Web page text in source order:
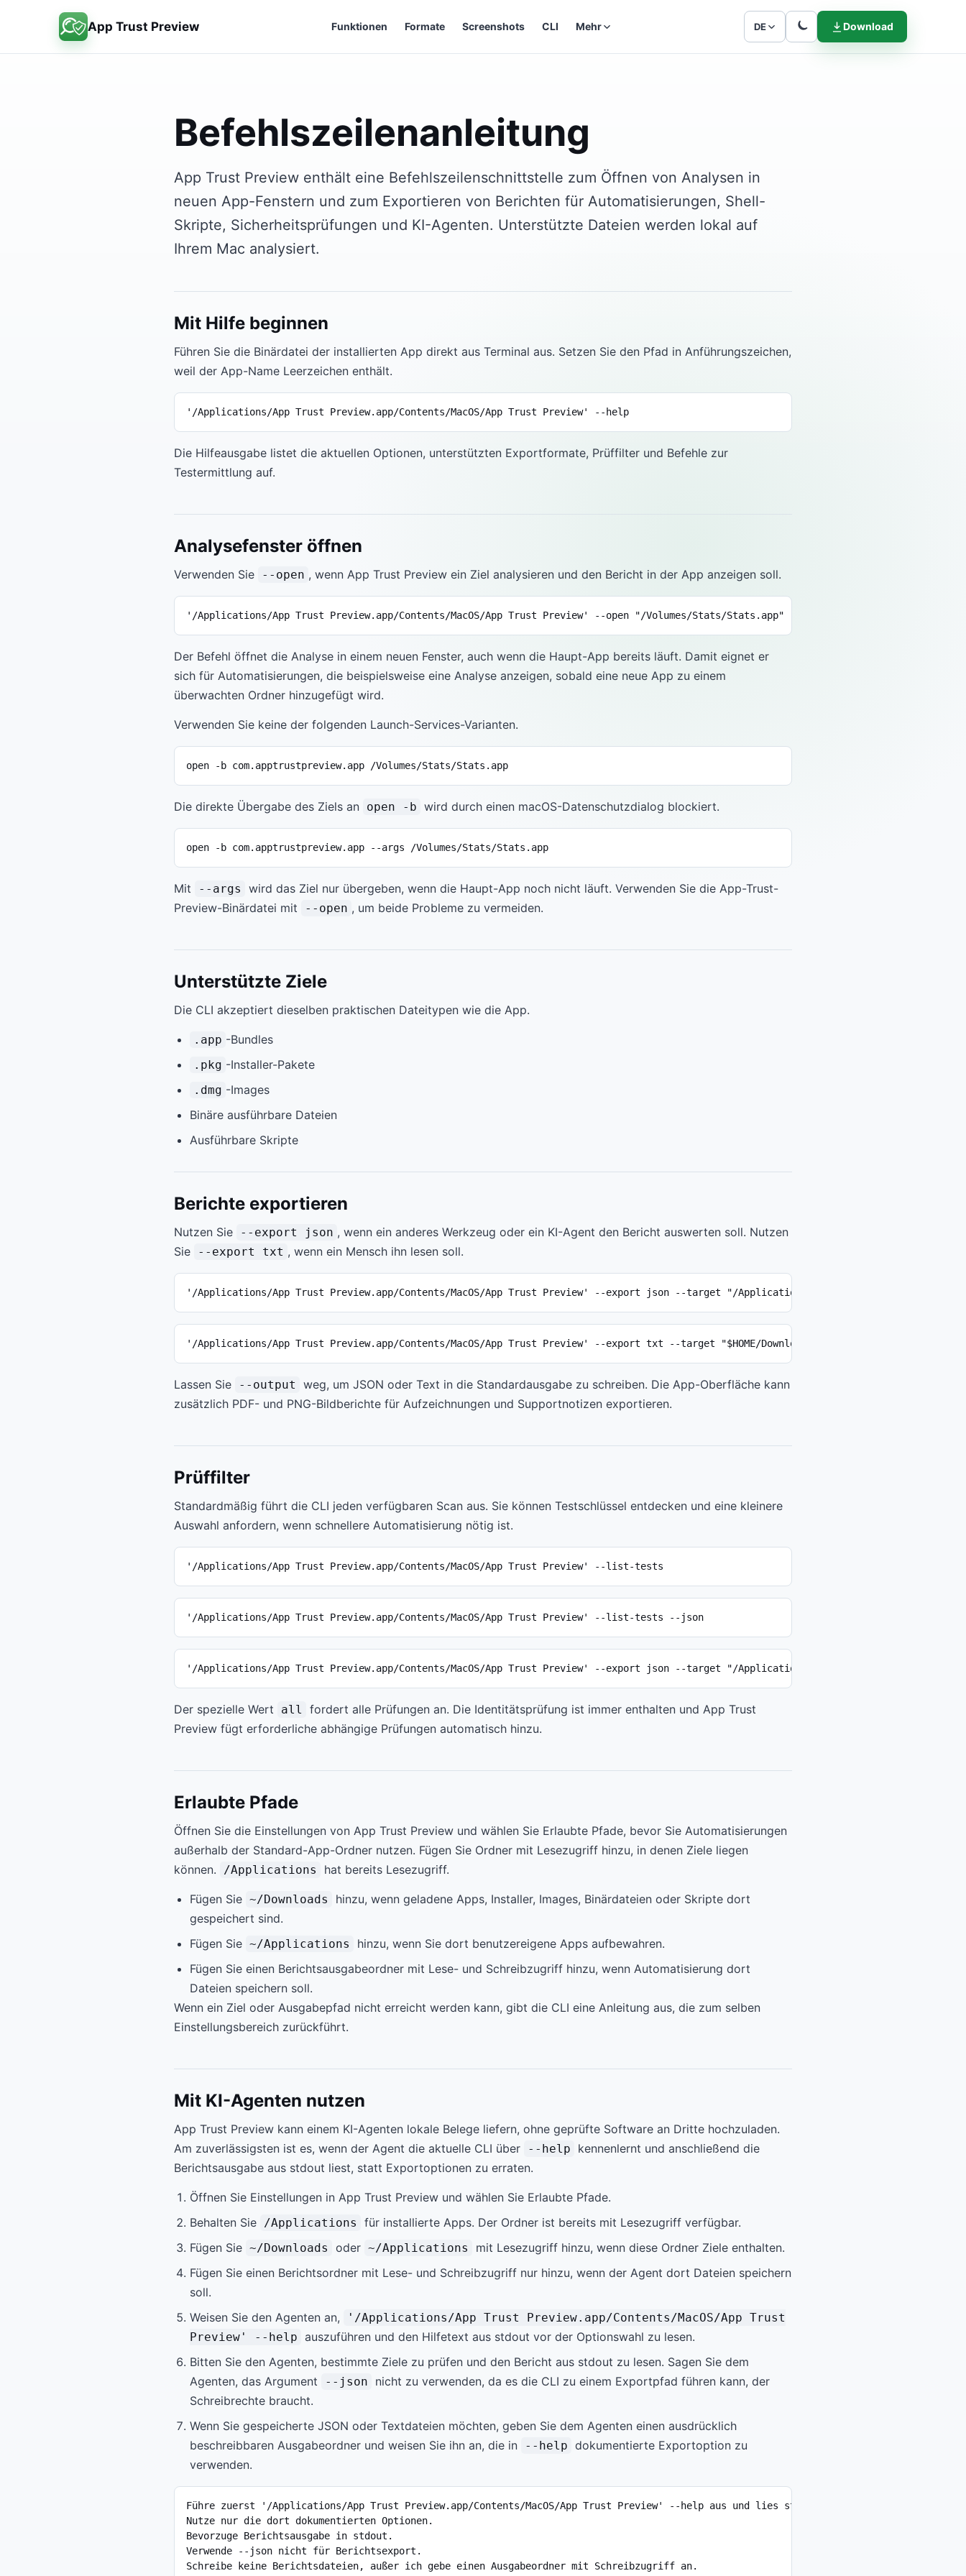
App Trust Preview Funktionen Formate Screenshots CLI Mehr DE Download
Befehlszeilenanleitung
App Trust Preview enthält eine Befehlszeilenschnittstelle zum Öffnen von Analysen in
neuen App-Fenstern und zum Exportieren von Berichten für Automatisierungen, Shell-
Skripte, Sicherheitsprüfungen und KI-Agenten. Unterstützte Dateien werden lokal auf
Ihrem Mac analysiert.
Mit Hilfe beginnen
Führen Sie die Binärdatei der installierten App direkt aus Terminal aus. Setzen Sie den Pfad in Anführungszeichen,
weil der App-Name Leerzeichen enthält.
'/Applications/App Trust Preview.app/Contents/MacOS/App Trust Preview' --help
Die Hilfeausgabe listet die aktuellen Optionen, unterstützten Exportformate, Prüffilter und Befehle zur
Testermittlung auf.
Analysefenster öffnen
Verwenden Sie --open , wenn App Trust Preview ein Ziel analysieren und den Bericht in der App anzeigen soll.
'/Applications/App Trust Preview.app/Contents/MacOS/App Trust Preview' --open "/Volumes/Stats/Stats.app"
Der Befehl öffnet die Analyse in einem neuen Fenster, auch wenn die Haupt-App bereits läuft. Damit eignet er
sich für Automatisierungen, die beispielsweise eine Analyse anzeigen, sobald eine neue App zu einem
überwachten Ordner hinzugefügt wird.
Verwenden Sie keine der folgenden Launch-Services-Varianten.
open -b com.apptrustpreview.app /Volumes/Stats/Stats.app
Die direkte Übergabe des Ziels an open -b wird durch einen macOS-Datenschutzdialog blockiert.
open -b com.apptrustpreview.app --args /Volumes/Stats/Stats.app
Mit --args
wird das Ziel nur übergeben, wenn die Haupt-App noch nicht läuft. Verwenden Sie die App-Trust-
Preview-Binärdatei mit
--open , um beide Probleme zu vermeiden.
Unterstützte Ziele
Die CLI akzeptiert dieselben praktischen Dateitypen wie die App.
.app -Bundles
.pkg -Installer-Pakete
.dmg -Images
Binäre ausführbare Dateien
Ausführbare Skripte
Berichte exportieren
Nutzen Sie --export json , wenn ein anderes Werkzeug oder ein KI-Agent den Bericht auswerten soll. Nutzen
Sie
--export txt , wenn ein Mensch ihn lesen soll.
'/Applications/App Trust Preview.app/Contents/MacOS/App Trust Preview' --export json --target "/Applications/Example.app" --output
'/Applications/App Trust Preview.app/Contents/MacOS/App Trust Preview' --export txt --target "$HOME/Downloads/Example.pkg"
Lassen Sie --output
weg, um JSON oder Text in die Standardausgabe zu schreiben. Die App-Oberfläche kann
zusätzlich PDF- und PNG-Bildberichte für Aufzeichnungen und Supportnotizen exportieren.
Prüffilter
Standardmäßig führt die CLI jeden verfügbaren Scan aus. Sie können Testschlüssel entdecken und eine kleinere
Auswahl anfordern, wenn schnellere Automatisierung nötig ist.
'/Applications/App Trust Preview.app/Contents/MacOS/App Trust Preview' --list-tests
'/Applications/App Trust Preview.app/Contents/MacOS/App Trust Preview' --list-tests --json
'/Applications/App Trust Preview.app/Contents/MacOS/App Trust Preview' --export json --target "/Applications/Example.app" --tests
Der spezielle Wert all
fordert alle Prüfungen an. Die Identitätsprüfung ist immer enthalten und App Trust
Preview fügt erforderliche abhängige Prüfungen automatisch hinzu.
Erlaubte Pfade
Öffnen Sie die Einstellungen von App Trust Preview und wählen Sie Erlaubte Pfade, bevor Sie Automatisierungen
außerhalb der Standard-App-Ordner nutzen. Fügen Sie Ordner mit Lesezugriff hinzu, in denen Ziele liegen
können.
/Applications hat bereits Lesezugriff.
Fügen Sie ~/Downloads
hinzu, wenn geladene Apps, Installer, Images, Binärdateien oder Skripte dort
gespeichert sind.
Fügen Sie ~/Applications
hinzu, wenn Sie dort benutzereigene Apps aufbewahren.
Fügen Sie einen Berichtsausgabeordner mit Lese- und Schreibzugriff hinzu, wenn Automatisierung dort
Dateien speichern soll.
Wenn ein Ziel oder Ausgabepfad nicht erreicht werden kann, gibt die CLI eine Anleitung aus, die zum selben
Einstellungsbereich zurückführt.
Mit KI-Agenten nutzen
App Trust Preview kann einem KI-Agenten lokale Belege liefern, ohne geprüfte Software an Dritte hochzuladen.
Am zuverlässigsten ist es, wenn der Agent die aktuelle CLI über
--help
kennenlernt und anschließend die
Berichtsausgabe aus stdout liest, statt Exportoptionen zu erraten.
Öffnen Sie Einstellungen in App Trust Preview und wählen Sie Erlaubte Pfade.
Behalten Sie /Applications
für installierte Apps. Der Ordner ist bereits mit Lesezugriff verfügbar.
Fügen Sie ~/Downloads oder ~/Applications
mit Lesezugriff hinzu, wenn diese Ordner Ziele enthalten.
Fügen Sie einen Berichtsordner mit Lese- und Schreibzugriff nur hinzu, wenn der Agent dort Dateien speichern
soll.
Weisen Sie den Agenten an,
'/Applications/App Trust Preview.app/Contents/MacOS/App Trust
Preview' --help auszuführen und den Hilfetext aus stdout vor der Optionswahl zu lesen.
Bitten Sie den Agenten, bestimmte Ziele zu prüfen und den Bericht aus stdout zu lesen. Sagen Sie dem
Agenten, das Argument
--json
nicht zu verwenden, da es die CLI zu einem Exportpfad führen kann, der
Schreibrechte braucht.
Wenn Sie gespeicherte JSON oder Textdateien möchten, geben Sie dem Agenten einen ausdrücklich
beschreibbaren Ausgabeordner und weisen Sie ihn an, die in
--help dokumentierte Exportoption zu
verwenden.
Führe zuerst '/Applications/App Trust Preview.app/Contents/MacOS/App Trust Preview' --help aus und lies stdout.
Nutze nur die dort dokumentierten Optionen.
Bevorzuge Berichtsausgabe in stdout.
Verwende --json nicht für Berichtsexport.
Schreibe keine Berichtsdateien, außer ich gebe einen Ausgabeordner mit Schreibzugriff an.